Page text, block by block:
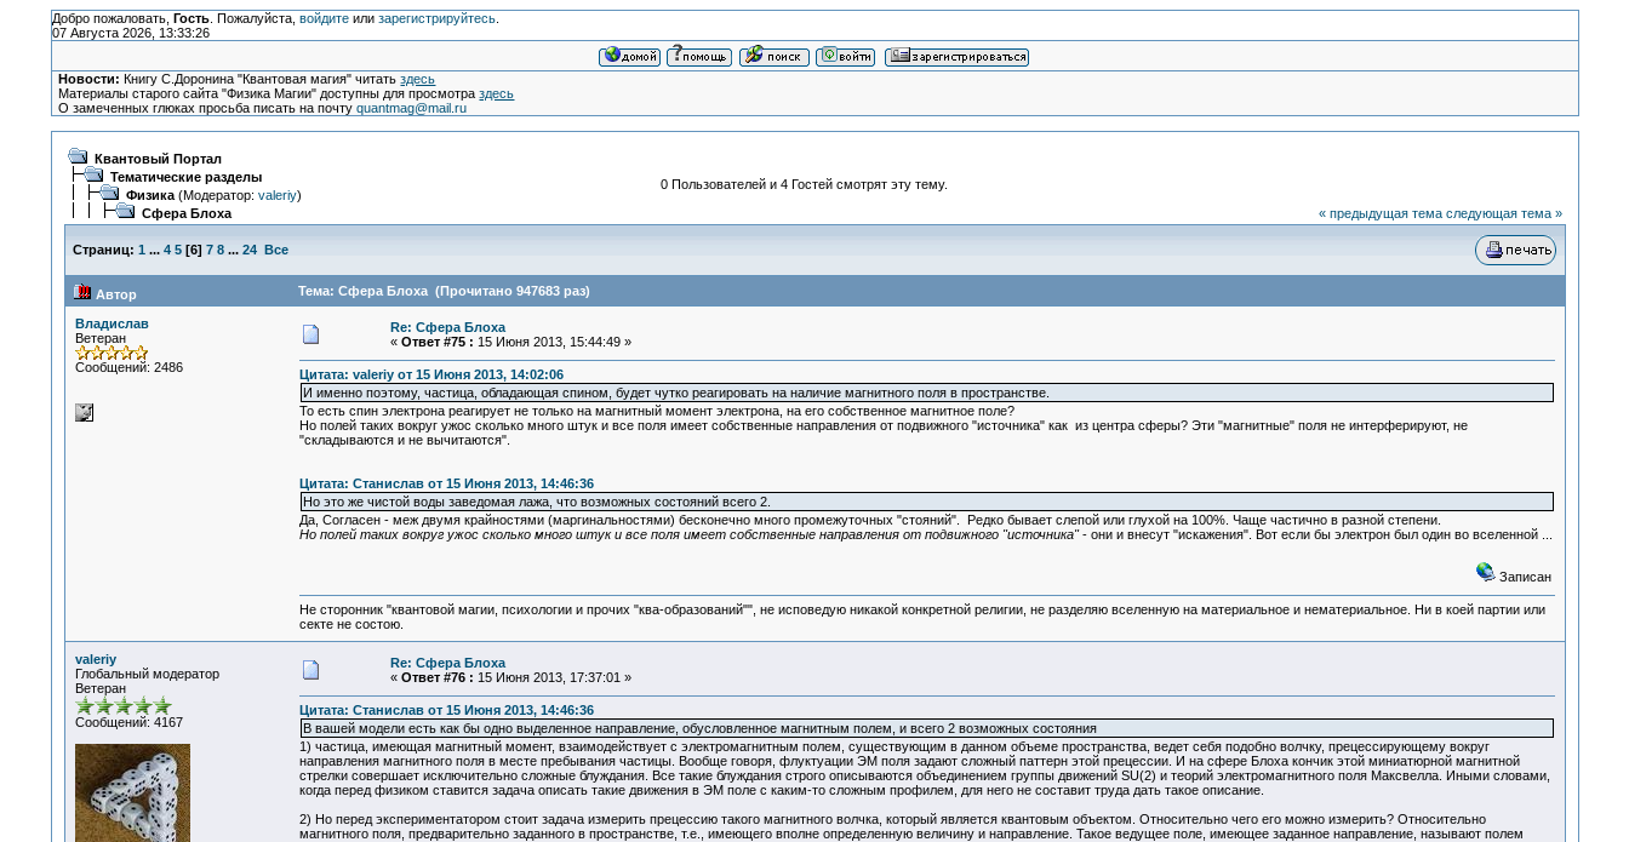
Добро пожаловать, Гость. Пожалуйста, войдитеили зарегистрируйтесь.
07 Августа 2026, 13:33:26
Новости: Книгу С.Доронина "Квантовая магия" читатьздесь
Материалы старого сайта "Физика Магии" доступны для просмотраздесь
О замеченных глюках просьба писать на почтуquantmag@mail.ru
Квантовый Портал
Тематические разделы
Физика(Модератор: valeriy)
Сфера Блоха
0 Пользователей и 4 Гостей смотрят эту тему.
« предыдущая тема следующая тема »
Страниц: 1 ... 4 5[6] 7 8 ... 24 Все
Автор Тема: Сфера Блоха (Прочитано 947683 раз)
Владислав
Ветеран
Сообщений: 2486
Re: Сфера Блоха
« Ответ #75 : 15 Июня 2013, 15:44:49 »
Цитата: valeriy от 15 Июня 2013, 14:02:06
И именно поэтому, частица, обладающая спином, будет чутко реагировать на наличие магнитного поля в пространстве.
То есть спин электрона реагирует не только на магнитный момент электрона, на его собственное магнитное поле?
Но полей таких вокруг ужос сколько много штук и все поля имеет собственные направления от подвижного "источника" как из центра сферы? Эти "магнитные" поля не интерферируют, не
"складываются и не вычитаются".
Цитата: Станислав от 15 Июня 2013, 14:46:36
Но это же чистой воды заведомая лажа, что возможных состояний всего 2.
Да, Согласен - меж двумя крайностями (маргинальностями) бесконечно много промежуточных "стояний". Редко бывает слепой или глухой на 100%. Чаще частично в разной степени.
Но полей таких вокруг ужос сколько много штук и все поля имеет собственные направления от подвижного "источника"- они и внесут "искажения". Вот если бы электрон был один во вселенной ...
Записан
Не сторонник "квантовой магии, психологии и прочих "ква-образований"", не исповедую никакой конкретной религии, не разделяю вселенную на материальное и нематериальное. Ни в коей партии или
секте не состою.
valeriy
Глобальный модератор
Ветеран
Сообщений: 4167
Re: Сфера Блоха
« Ответ #76 : 15 Июня 2013, 17:37:01 »
Цитата: Станислав от 15 Июня 2013, 14:46:36
В вашей модели есть как бы одно выделенное направление, обусловленное магнитным полем, и всего 2 возможных состояния
1) частица, имеющая магнитный момент, взаимодействует с электромагнитным полем, существующим в данном объеме пространства, ведет себя подобно волчку, прецессирующему вокруг
направления магнитного поля в месте пребывания частицы. Вообще говоря, флуктуации ЭМ поля задают сложный паттерн этой прецессии. И на сфере Блоха кончик этой миниатюрной магнитной
стрелки совершает исключительно сложные блуждания. Все такие блуждания строго описываются объединением группы движений SU(2) и теорий электромагнитного поля Максвелла. Иными словами,
когда перед физиком ставится задача описать такие движения в ЭМ поле с каким-то сложным профилем, для него не составит труда дать такое описание.
2) Но перед экспериментатором стоит задача измерить прецессию такого магнитного волчка, который является квантовым объектом. Относительно чего его можно измерить? Относительно
магнитного поля, предварительно заданного в пространстве, т.е., имеющего вполне определенную величину и направление. Такое ведущее поле, имеющее заданное направление, называют полем